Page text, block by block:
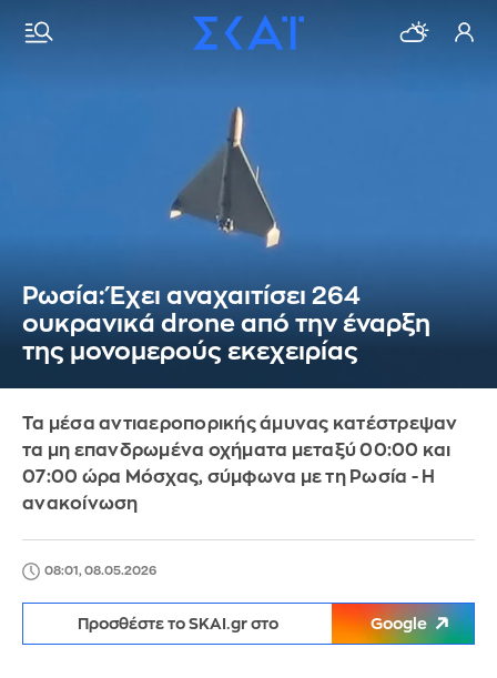
Ρωσία: Έχει αναχαιτίσει 264
ουκρανικά drone από την έναρξη
της μονομερούς εκεχειρίας
Τα μέσα αντιαεροπορικής άμυνας κατέστρεψαν
τα μη επανδρωμένα οχήματα μεταξύ 00:00 και
07:00 ώρα Μόσχας, σύμφωνα με τη Ρωσία - Η
ανακοίνωση
08:01, 08.05.2026
Προσθέστε το SKAI.gr στο Google